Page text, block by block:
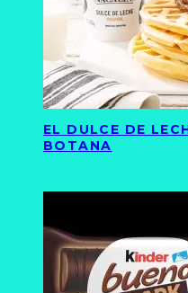
EL DULCE DE
BOTANA